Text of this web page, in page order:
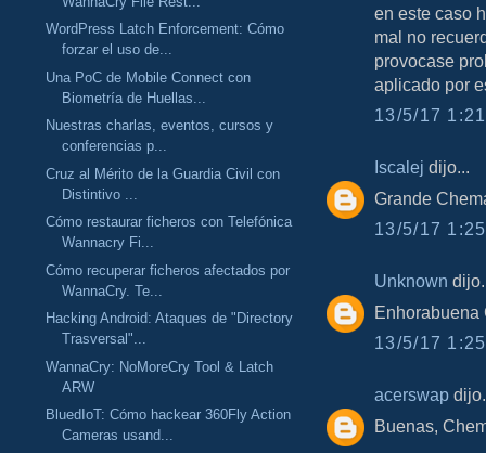
WordPress Latch Enforcement: Cómo
forzar el uso de...
Una PoC de Mobile Connect con
Biometría de Huellas...
Nuestras charlas, eventos, cursos y
conferencias p...
Cruz al Mérito de la Guardia Civil con
Distintivo ...
Cómo restaurar ficheros con Telefónica
Wannacry Fi...
Cómo recuperar ficheros afectados por
WannaCry. Te...
Hacking Android: Ataques de "Directory
Trasversal"...
WannaCry: NoMoreCry Tool & Latch
ARW
BluedIoT: Cómo hackear 360Fly Action
Cameras usand...
en este caso
mal no
provocase
aplicado por
13/5/17
Iscalej dijo...
Grande
13/5/17
Unknown
Enhorabuena
13/5/17
acerswap
Buenas,